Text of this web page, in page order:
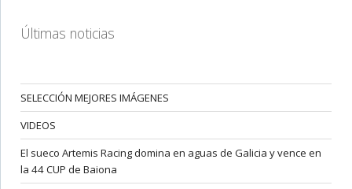
Últimas noticias
SELECCIÓN MEJORES IMÁGENES
VIDEOS
El sueco Artemis Racing domina en aguas de Galicia y vence en
la 44 CUP de Baiona